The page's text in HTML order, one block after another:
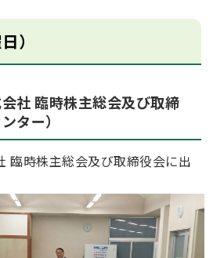
）
社 臨時株主総会及び取締
ター）
臨時株主総会及び取締役会に出